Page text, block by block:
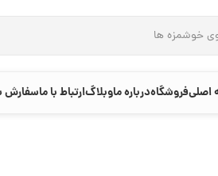
اصلیفروشگاهدرباره ماوبلاگارتباط با ماسفارش